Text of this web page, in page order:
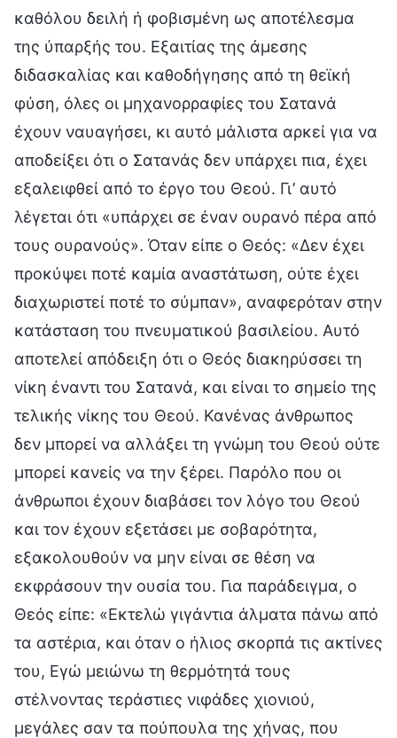
καθόλου δειλή ή φοβισμένη ως αποτέλεσμα
της ύπαρξής του. Εξαιτίας της άμεσης
διδασκαλίας και καθοδήγησης από τη θεϊκή
φύση, όλες οι μηχανορραφίες του Σατανά
έχουν ναυαγήσει, κι αυτό μάλιστα αρκεί για να
αποδείξει ότι ο Σατανάς δεν υπάρχει πια, έχει
εξαλειφθεί από το έργο του Θεού. Γι’ αυτό
λέγεται ότι «υπάρχει σε έναν ουρανό πέρα από
τους ουρανούς». Όταν είπε ο Θεός: «Δεν έχει
προκύψει ποτέ καμία αναστάτωση, ούτε έχει
διαχωριστεί ποτέ το σύμπαν», αναφερόταν στην
κατάσταση του πνευματικού βασιλείου. Αυτό
αποτελεί απόδειξη ότι ο Θεός διακηρύσσει τη
νίκη έναντι του Σατανά, και είναι το σημείο της
τελικής νίκης του Θεού. Κανένας άνθρωπος
δεν μπορεί να αλλάξει τη γνώμη του Θεού ούτε
μπορεί κανείς να την ξέρει. Παρόλο που οι
άνθρωποι έχουν διαβάσει τον λόγο του Θεού
και τον έχουν εξετάσει με σοβαρότητα,
εξακολουθούν να μην είναι σε θέση να
εκφράσουν την ουσία του. Για παράδειγμα, ο
Θεός είπε: «Εκτελώ γιγάντια άλματα πάνω από
τα αστέρια, και όταν ο ήλιος σκορπά τις ακτίνες
του, Εγώ μειώνω τη θερμότητά τους
στέλνοντας τεράστιες νιφάδες χιονιού,
μεγάλες σαν τα πούπουλα της χήνας, που